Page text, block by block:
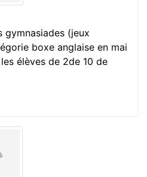
gymnasiades (jeux
boxe anglaise en mai
élèves de 2de 10 de